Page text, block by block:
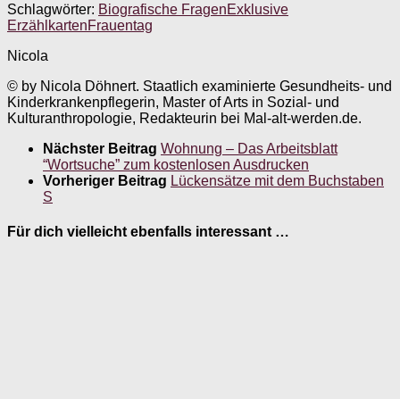
Schlagwörter: Biografische FragenExklusive
ErzählkartenFrauentag
Nicola
© by Nicola Döhnert. Staatlich examinierte Gesundheits- und
Kinderkrankenpflegerin, Master of Arts in Sozial- und
Kulturanthropologie, Redakteurin bei Mal-alt-werden.de.
Nächster Beitrag Wohnung – Das Arbeitsblatt
“Wortsuche” zum kostenlosen Ausdrucken
Vorheriger Beitrag Lückensätze mit dem Buchstaben
S
Für dich vielleicht ebenfalls interessant …